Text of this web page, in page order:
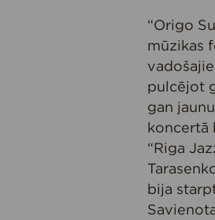
“Origo
mūzikas
pulcējot
gan
koncertā
“Riga
bija